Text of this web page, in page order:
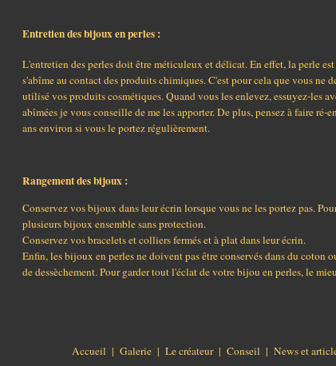
Entretien des bijoux en perles :
L'entretien des perles doit être méticuleux et délicat. En effet, la perle
s'abîme au contact des produits chimiques. C'est pour cela que vous ne
utilisé vos produits cosmétiques. Quand vous les enlevez, essuyez-les
abîmées je vous conseille de me les apporter. De plus, pensez à faire
ans environ si vous le portez régulièrement.
Rangement des bijoux :
Conservez vos bijoux dans leur écrin lorsque vous ne les portez pas.
plusieurs bijoux ensemble sans protection.
Conservez vos bracelets et colliers fermés et à plat dans leur écrin.
Enfin, les bijoux en perles ne doivent pas être conservés dans du coton
de dessèchement. Pour garder tout l'éclat de votre bijou en perles, le
Accueil | Galerie| Le créateur| Conseil | News et